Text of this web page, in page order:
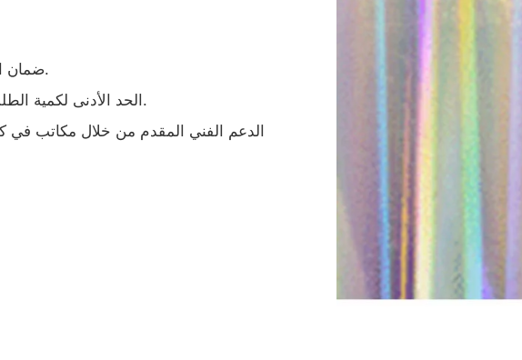
- ضمان الجودة مع المطالبات في غضون 90 يومًا.
- الحد الأدنى لكمية الطلب المقبولة إذا كانت المواد في المخزون.